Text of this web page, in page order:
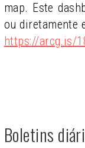
map. Este
ou diretamente
https://arcg.is/
Boletins